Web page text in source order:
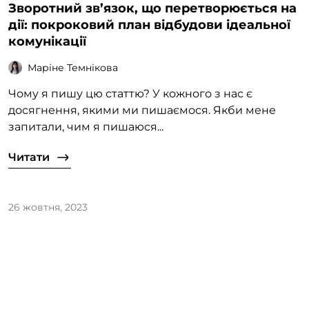
Зворотний зв’язок, що перетворюється на
дії: покроковий план відбудови ідеальної
комунікації
Маріне Темнікова
Чому я пишу цю статтю? У кожного з нас є
досягнення, якими ми пишаємося. Якби мене
запитали, чим я пишаюся...
Читати
26 жовтня, 2023